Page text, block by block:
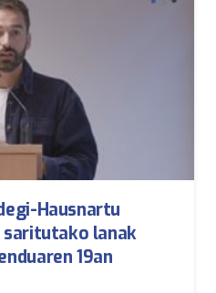
Hausnartu
saritutako lanak
19an